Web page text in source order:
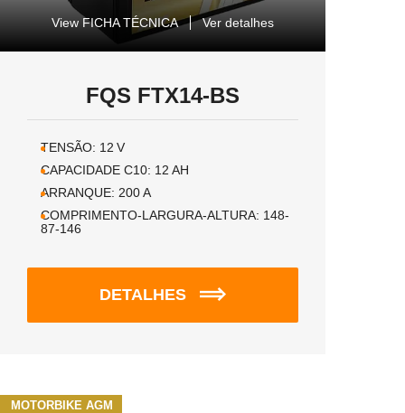
View FICHA TÉCNICA Ver detalhes
FQS FTX14-BS
TENSÃO: 12 V
CAPACIDADE C10: 12 AH
ARRANQUE: 200A
COMPRIMENTO-LARGURA-ALTURA: 148-
87-146
DETALHES
MOTORBIKE AGM